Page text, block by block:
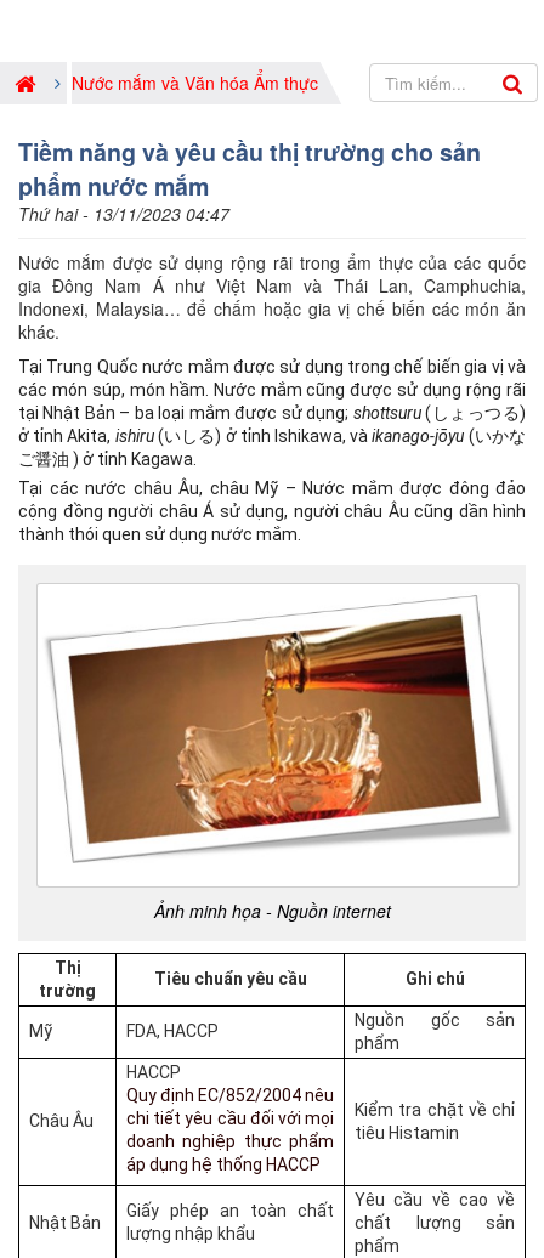
Nước mắm và Văn hóa Ẩm thực
Tiềm năng và yêu cầu thị trường cho sản
phẩm nước mắm
Thứ hai - 13/11/2023 04:47
Nước mắm được sử dụng rộng rãi trong ẩm thực của các quốc
gia Đông Nam Á như Việt Nam và Thái Lan, Camphuchia,
Indonexi, Malaysia… để chấm hoặc gia vị chế biến các món ăn
khác.
Tại Trung Quốc nước mắm được sử dụng trong chế biến gia vị và
các món súp, món hầm. Nước mắm cũng được sử dụng rộng rãi
tại Nhật Bản – ba loại mắm được sử dụng; shottsuru(しょっつる)
ở tỉnh Akita, ishiru(いしる) ở tỉnh Ishikawa, vàikanago-jōyu (いかな
ご醤油 ) ở tỉnh Kagawa.
Tại các nước châu Âu, châu Mỹ – Nước mắm được đông đảo
cộng đồng người châu Á sử dụng, người châu Âu cũng dần hình
thành thói quen sử dụng nước mắm.
Ảnh minh họa - Nguồn internet
Thị
trường
Tiêu chuẩn yêu cầu Ghi chú
Mỹ FDA, HACCP
Nguồn gốc sản
phẩm
Châu Âu
HACCP
Quy định EC/852/2004 nêu
chi tiết yêu cầu đối với mọi
doanh nghiệp thực phẩm
áp dụng hệ thống HACCP
Kiểm tra chặt về chỉ
tiêu Histamin
Nhật Bản
Giấy phép an toàn chất
lượng nhập khẩu
Yêu cầu về cao về
chất lượng sản
phẩm